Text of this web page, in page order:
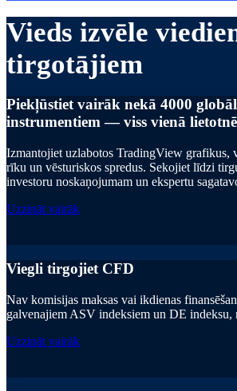
Vieds izvēle
tirgotājiem
Piekļūstiet vairāk nekā 4000
instrumentiem — viss vienā lietotnē
Izmantojiet uzlabotos TradingView grafikus,
rīku un vēsturiskos spredus. Sekojiet līdzi
investoru noskaņojumam un ekspertu
Uzzināt vairāk
Viegli tirgojiet CFD
Nav komisijas maksas vai ikdienas
galvenajiem ASV indeksiem un DE indeksu,
Uzzināt vairāk